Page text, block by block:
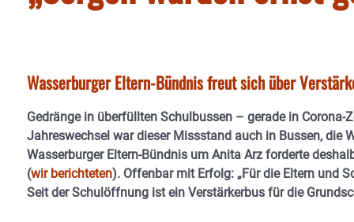
Wasserburger Eltern-Bündnis freut sich über
Gedränge in überfüllten Schulbussen – gerade in
Jahreswechsel war dieser Missstand auch in Bussen, die
Wasserburger Eltern-Bündnis um Anita Arz forderte
(wir berichteten). Offenbar mit Erfolg: „Für die Eltern und
Seit der Schulöffnung ist ein Verstärkerbus für die